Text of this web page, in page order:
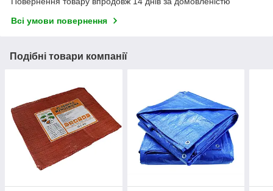
Всі умови повернення
Подібні товари компанії